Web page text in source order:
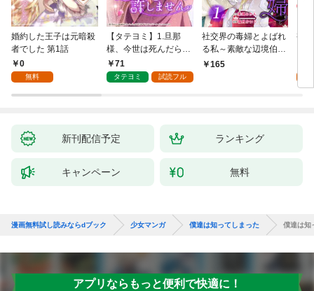
婚約した王子は元暗殺
者でした 第1話
0
無料
【タテヨミ】1.旦那
様、今世は死んだら許
しません
71
タテヨミ 試読フル
社交界の毒婦とよばれ
る私～素敵な辺境伯令
息に腕を折られたの
165
視
新刊配信予定 ランキング
キャンペーン 無料
漫画無料試し読みならdブック 少女マンガ 僕達は知ってしまった 僕達は知
アプリならもっと便利で快適に！